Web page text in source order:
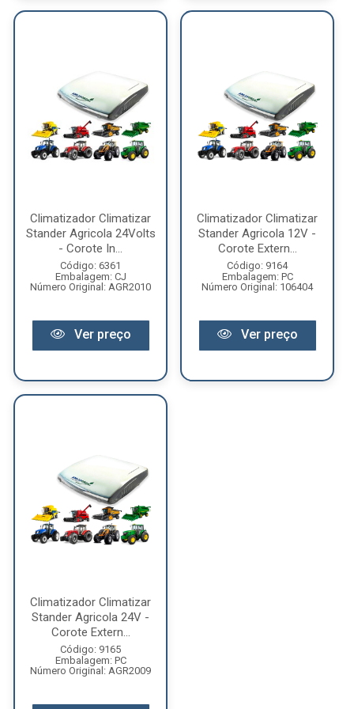
Climatizador Climatizar
Stander Agricola 24Volts
- Corote In...
Código: 6361
Embalagem: CJ
Número Original: AGR2010
Ver preço
Climatizador Climatizar
Stander Agricola 12V -
Corote Extern...
Código: 9164
Embalagem: PC
Número Original: 106404
Ver preço
Climatizador Climatizar
Stander Agricola 24V -
Corote Extern...
Código: 9165
Embalagem: PC
Número Original: AGR2009